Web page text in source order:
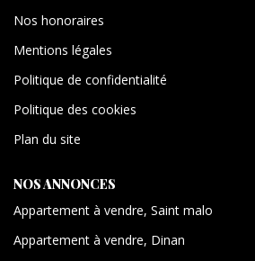
Nos honoraires
Mentions légales
Politique de confidentialité
Politique des cookies
Plan du site
NOS ANNONCES
Appartement à vendre, Saint malo
Appartement à vendre, Dinan